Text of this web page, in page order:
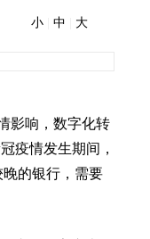
小 中 大
影响，数字化转
疫情发生期间，
的银行，需要